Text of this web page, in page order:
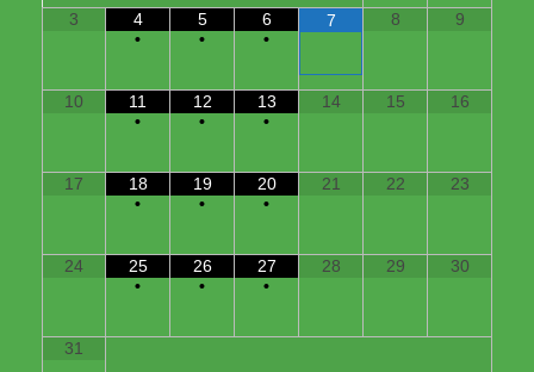
3
4
•
5
•
6
•
7 8 9
10
11
•
12
•
13
•
14 15 16
17
18
•
19
•
20
•
21 22 23
24
25
•
26
•
27
•
28 29 30
31